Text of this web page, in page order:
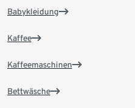
Babykleidung
Kaffee
Kaffeemaschinen
Bettwäsche